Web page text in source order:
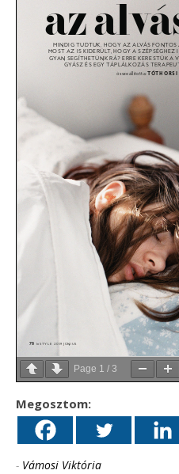
Page 1 / 3
Megosztom:
- Vámosi Viktória